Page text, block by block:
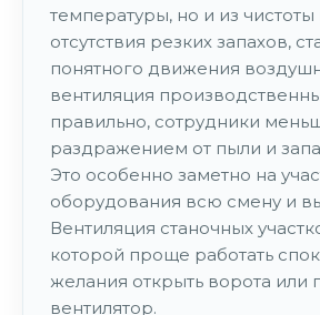
температуры, но и из
отсутствия резких запахов,
понятного движения
вентиляция
правильно, сотрудники
раздражением от пыли и
Это особенно заметно на
оборудования всю смену и
Вентиляция станочных
которой проще работать
желания открыть ворота или
вентилятор.